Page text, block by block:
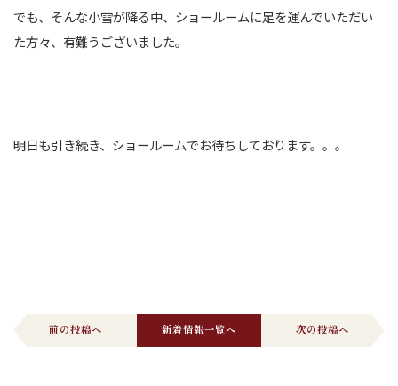
でも、そんな小雪が降る中、ショールームに足を運んでいただい
た方々、有難うございました。
明日も引き続き、ショールームでお待ちしております。。。
前の投稿へ 新着情報一覧へ 次の投稿へ